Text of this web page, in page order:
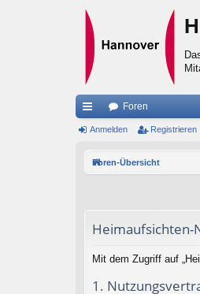
ch
llz
Foren
Anmelden Registrieren
Foren-Übersicht
Heimaufsichten-
Mit dem Zugriff auf
1.